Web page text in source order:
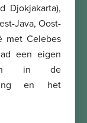
Djokjakarta),
Java, Oost-
met Celebes
een eigen
in de
en het